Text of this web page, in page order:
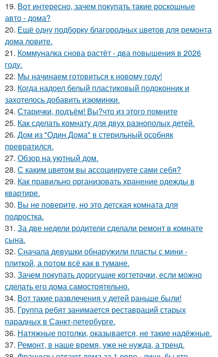
19. Вот интересно, зачем покупать такие роскошные
авто - дома?
20. Ещё одну подборку благородных цветов для ремонта
дома ловите.
21. Коммуналка снова растёт - два повышения в 2026
году.
22. Мы начинаем готовиться к новому году!
23. Когда надоел белый пластиковый подоконник и
захотелось добавить изюминки.
24. Старички, подъём! Вы?что из этого помните
25. Как сделать комнату для двух разнополых детей.
26. Дом из "Один Дома" в стерильный особняк
превратился.
27. Обзор на уютный дом.
28. С каким цветом вы ассоциируете сами себя?
29. Как правильно организовать хранение одежды в
квартире.
30. Вы не поверите, но это детская комната для
подростка.
31. За две недели родители сделали ремонт в комнате
сына.
32. Сначала девушки обнаружили пласты с мини -
плиткой, а потом всё как в тумане.
33. Зачем покупать дорогущие когтеточки, если можно
сделать его дома самостоятельно.
34. Вот такие развлечения у детей раньше были!
35. Группа ребят занимается реставраций старых
парадных в Санкт-петербурге.
36. Натяжные потолки, оказывается, не такие надёжные.
37. Ремонт, в наше время, уже не нужда, а тренд.